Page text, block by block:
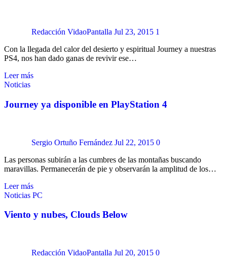
Redacción VidaoPantalla Jul 23, 2015 1
Con la llegada del calor del desierto y espiritual Journey a nuestras
PS4, nos han dado ganas de revivir ese…
Leer más
Noticias
Journey ya disponible en PlayStation 4
Sergio Ortuño Fernández Jul 22, 2015 0
Las personas subirán a las cumbres de las montañas buscando
maravillas. Permanecerán de pie y observarán la amplitud de los…
Leer más
Noticias PC
Viento y nubes, Clouds Below
Redacción VidaoPantalla Jul 20, 2015 0